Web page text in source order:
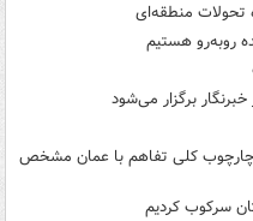
تحولات منطقه‌ای
روبه‌رو هستیم
برگزار می‌شود
کلی تفاهم با عمان مشخص
سرکوب کردیم